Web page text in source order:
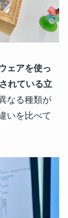
ェアを使っ
れている立
なる種類が
いを比べて